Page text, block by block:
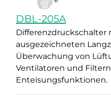
DBL-205A
Differenzdruckschalter
ausgezeichneten
Überwachung von
Ventilatoren und
Enteisungsfunktionen.